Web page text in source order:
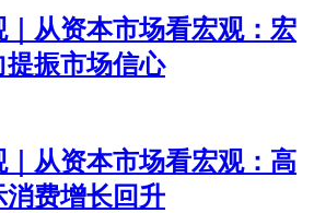
从资本市场看宏观：宏
提振市场信心
从资本市场看宏观：高
费增长回升